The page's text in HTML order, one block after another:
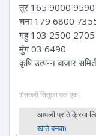
तुर 165 9000 9590
चना 179 6800
गहु 103 2500 2705
मुंग 03 6490
कृषि उत्पन्न बाजार
शेतकरी तितुका एक एक!
आपली प्रतिक्रिया
खाते बनवा)